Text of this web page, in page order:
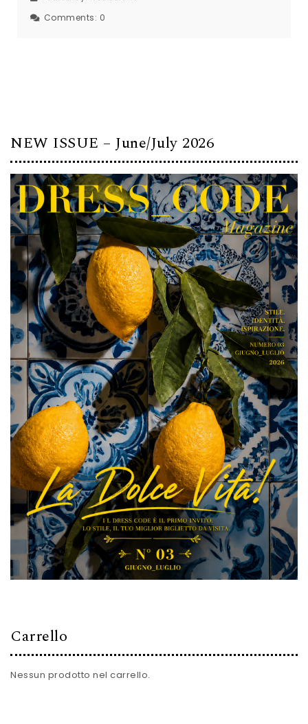
Comments: 0
NEW ISSUE – June/July 2026
Carrello
Nessun prodotto nel carrello.